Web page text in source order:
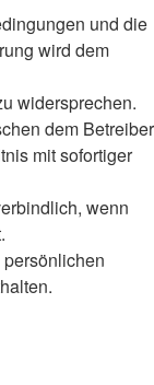
und die
wird dem
widersprechen.
dem Betreiber
mit sofortiger
wenn